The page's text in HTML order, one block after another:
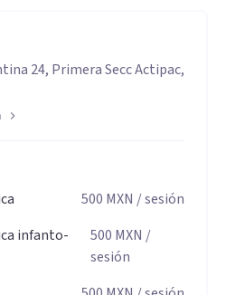
24, Primera Secc Actipac,
500 MXN / sesión
infanto-
500 MXN /
sesión